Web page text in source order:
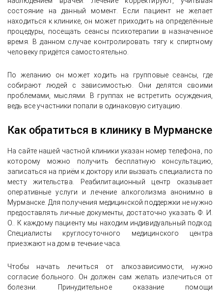
состояние на данный момент. Если пациент не желает
находиться к клинике, он может приходить на определённые
процедуры, посещать сеансы психотерапии в назначенное
время. В данном случае контролировать тягу к спиртному
человеку придётся самостоятельно.
По желанию он может ходить на групповые сеансы, где
собирают людей с зависимостью. Они делятся своими
проблемами, мыслями. В группах не встретить осуждения,
ведь все участники попали в одинаковую ситуацию.
Как обратиться в клинику в Мурманске
На сайте нашей частной клиники указан номер телефона, по
которому можно получить бесплатную консультацию,
записаться на приём к доктору или вызвать специалиста по
месту жительства. Реабилитационный центр оказывает
оперативные услуги и лечение алкоголизма анонимно в
Мурманске. Для получения медицинской поддержки не нужно
предоставлять личные документы, достаточно указать Ф. И.
О.. К каждому пациенту мы находим индивидуальный подход.
Специалисты круглосуточного медицинского центра
приезжают на дом в течение часа.
Чтобы начать лечиться от алкозависимости, нужно
согласие больного. Он должен сам желать излечиться от
болезни. Принудительное оказание помощи